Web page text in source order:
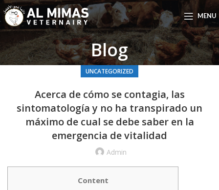
MENU
Blog
UNCATEGORIZED
Acerca de cómo se contagia, las
sintomatología y no ha transpirado un
máximo de cual se debe saber en la
emergencia de vitalidad
Admin
Content